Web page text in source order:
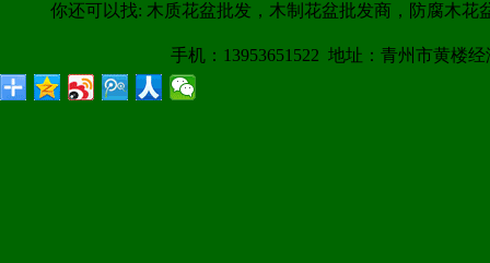
你还可以找: 木质花盆批发，木制花盆批发商，防腐木
手机：13953651522 地址：青州市黄楼